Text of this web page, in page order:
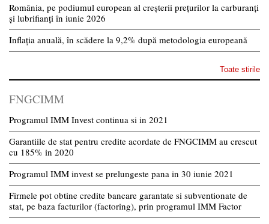
România, pe podiumul european al creșterii prețurilor la carburanți
și lubrifianți în iunie 2026
Inflația anuală, în scădere la 9,2% după metodologia europeană
Toate stirile
FNGCIMM
Programul IMM Invest continua si in 2021
Garantiile de stat pentru credite acordate de FNGCIMM au crescut
cu 185% in 2020
Programul IMM invest se prelungeste pana in 30 iunie 2021
Firmele pot obtine credite bancare garantate si subventionate de
stat, pe baza facturilor (factoring), prin programul IMM Factor